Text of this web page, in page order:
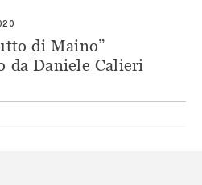
di Maino”
da Daniele Calieri